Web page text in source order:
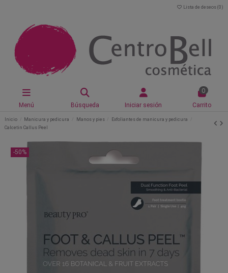
Lista de deseos (0 )
Menú Búsqueda Iniciar sesión
0
Carrito
Inicio Manicura y pedicura Manos y pies
Exfoliantes de manicura y pedicura
Calcetin Callus Peel
-50%